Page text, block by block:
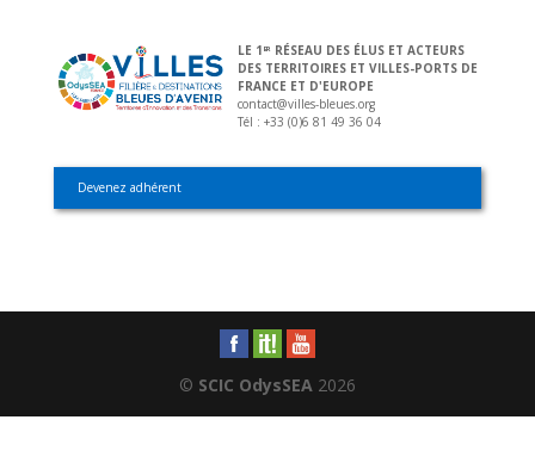
LE 1 ER
RÉSEAU DES ÉLUS ET ACTEURS
DES TERRITOIRES ET VILLES-PORTS DE
FRANCE ET D'EUROPE
contact@villes-bleues.org
Tél : +33 (0)6 81 49 36 04
Devenez adhérent
© SCIC OdysSEA2026